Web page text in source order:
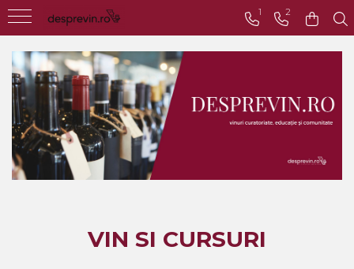
Toate Vinurile
Crama S.E.R.V.E
Crama LILIAC
Crama RASOVA
Crama VINARTE
1 2
VIN SI CURSURI